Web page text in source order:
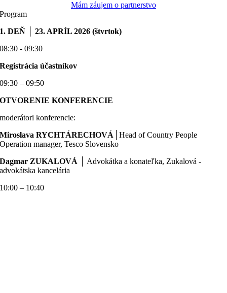
Mám záujem o partnerstvo
Program
1. DEŇ
23. APRÍL 2026 (štvrtok)
08:30 - 09:30
Registrácia účastníkov
09:30 – 09:50
OTVORENIE KONFERENCIE
moderátori konferencie:
Miroslava RYCHTÁRECHOVÁ│Head of Country People
Operation manager, Tesco Slovensko
Dagmar ZUKALOVÁ │ Advokátka a konateľka, Zukalová -
advokátska kancelária
10:00 – 10:40